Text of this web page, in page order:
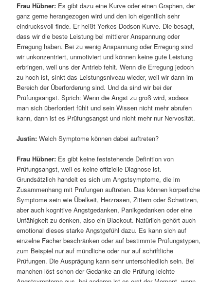
Frau Hübner: Es gibt dazu eine Kurve oder einen Graphen, der
ganz gerne herangezogen wird und den ich eigentlich sehr
eindrucksvoll finde. Er heißt Yerkes-Dodson-Kurve. Die besagt,
dass wir die beste Leistung bei mittlerer Anspannung oder
Erregung haben. Bei zu wenig Anspannung oder Erregung sind
wir unkonzentriert, unmotiviert und können keine gute Leistung
erbringen, weil uns der Antrieb fehlt. Wenn die Erregung jedoch
zu hoch ist, sinkt das Leistungsniveau wieder, weil wir dann im
Bereich der Überforderung sind. Und da sind wir bei der
Prüfungsangst. Sprich: Wenn die Angst zu groß wird, sodass
man sich überfordert fühlt und sein Wissen nicht mehr abrufen
kann, dann ist es Prüfungsangst und nicht mehr nur Nervosität.
Justin:Welch Symptome können dabei auftreten?
Frau Hübner: Es gibt keine feststehende Definition von
Prüfungsangst, weil es keine offizielle Diagnose ist.
Grundsätzlich handelt es sich um Angstsymptome, die im
Zusammenhang mit Prüfungen auftreten. Das können körperliche
Symptome sein wie Übelkeit, Herzrasen, Zittern oder Schwitzen,
aber auch kognitive Angstgedanken, Panikgedanken oder eine
Unfähigkeit zu denken, also ein Blackout. Natürlich gehört auch
emotional dieses starke Angstgefühl dazu. Es kann sich auf
einzelne Fächer beschränken oder auf bestimmte Prüfungstypen,
zum Beispiel nur auf mündliche oder nur auf schriftliche
Prüfungen. Die Ausprägung kann sehr unterschiedlich sein. Bei
manchen löst schon der Gedanke an die Prüfung leichte